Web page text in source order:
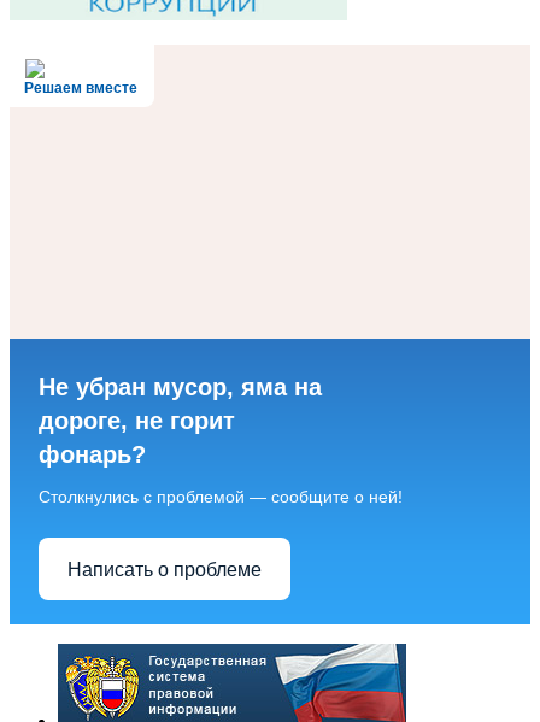
Решаем вместе
Не убран мусор, яма на
дороге, не горит
фонарь?
Столкнулись с проблемой — сообщите о ней!
Написать о проблеме